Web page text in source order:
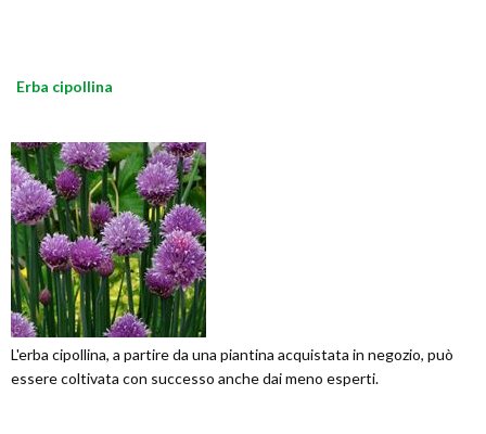
Erba cipollina
L'erba cipollina, a partire da una piantina acquistata in negozio, può
essere coltivata con successo anche dai meno esperti.